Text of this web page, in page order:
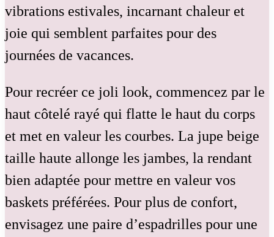
vibrations estivales, incarnant chaleur et
joie qui semblent parfaites pour des
journées de vacances.
Pour recréer ce joli look, commencez par le
haut côtelé rayé qui flatte le haut du corps
et met en valeur les courbes. La jupe beige
taille haute allonge les jambes, la rendant
bien adaptée pour mettre en valeur vos
baskets préférées. Pour plus de confort,
envisagez une paire d’espadrilles pour une